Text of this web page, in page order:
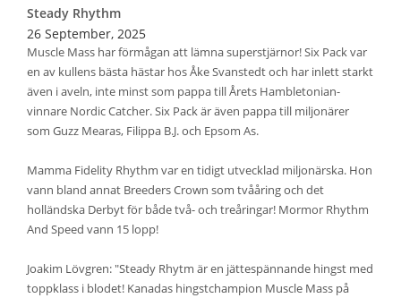
Steady Rhythm
26 September, 2025
Muscle Mass har förmågan att lämna superstjärnor! Six Pack var
en av kullens bästa hästar hos Åke Svanstedt och har inlett starkt
även i aveln, inte minst som pappa till Årets Hambletonian-
vinnare Nordic Catcher. Six Pack är även pappa till miljonärer
som Guzz Mearas, Filippa B.J. och Epsom As.
Mamma Fidelity Rhythm var en tidigt utvecklad miljonärska. Hon
vann bland annat Breeders Crown som tvååring och det
holländska Derbyt för både två- och treåringar! Mormor Rhythm
And Speed vann 15 lopp!
Joakim Lövgren: "Steady Rhytm är en jättespännande hingst med
toppklass i blodet! Kanadas hingstchampion Muscle Mass på